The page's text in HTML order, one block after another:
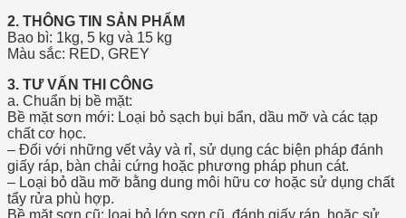
2. THÔNG TIN SẢN PHẨM
Bao bì: 1kg, 5 kg và 15 kg
Màu sắc: RED, GREY
3. TƯ VẤN THI CÔNG
a. Chuẩn bị bề mặt:
Bề mặt sơn mới: Loại bỏ sạch bụi bẩn, dầu mỡ và các tạp
chất cơ học.
– Đối với những vết vảy và rỉ, sử dụng các biện pháp đánh
giấy ráp, bàn chải cứng hoặc phương pháp phun cát.
– Loại bỏ dầu mỡ bằng dung môi hữu cơ hoặc sử dụng chất
tẩy rửa phù hợp.